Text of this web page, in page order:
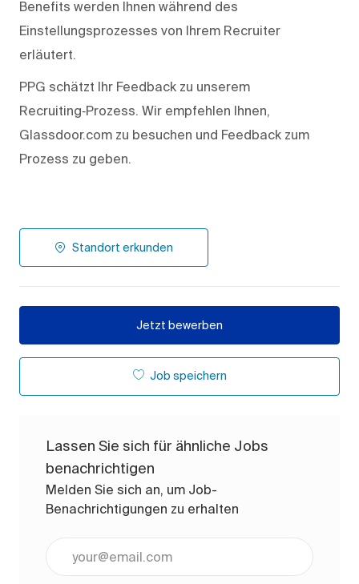
Benefits werden Ihnen während des
Einstellungsprozesses von Ihrem Recruiter
erläutert.
PPG schätzt Ihr Feedback zu unserem
Recruiting‑Prozess. Wir empfehlen Ihnen,
Glassdoor.com zu besuchen und Feedback zum
Prozess zu geben.
Standort erkunden
Jetzt bewerben
Job speichern
Lassen Sie sich für ähnliche Jobs
benachrichtigen
Melden Sie sich an, um Job-
Benachrichtigungen zu erhalten